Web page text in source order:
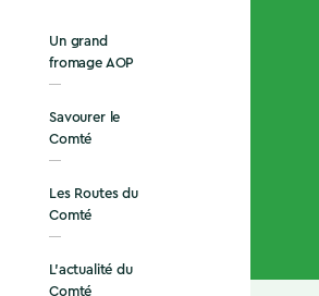
Un grand
fromage AOP
Savourer le
Comté
Les Routes du
Comté
L’actualité du
Comté